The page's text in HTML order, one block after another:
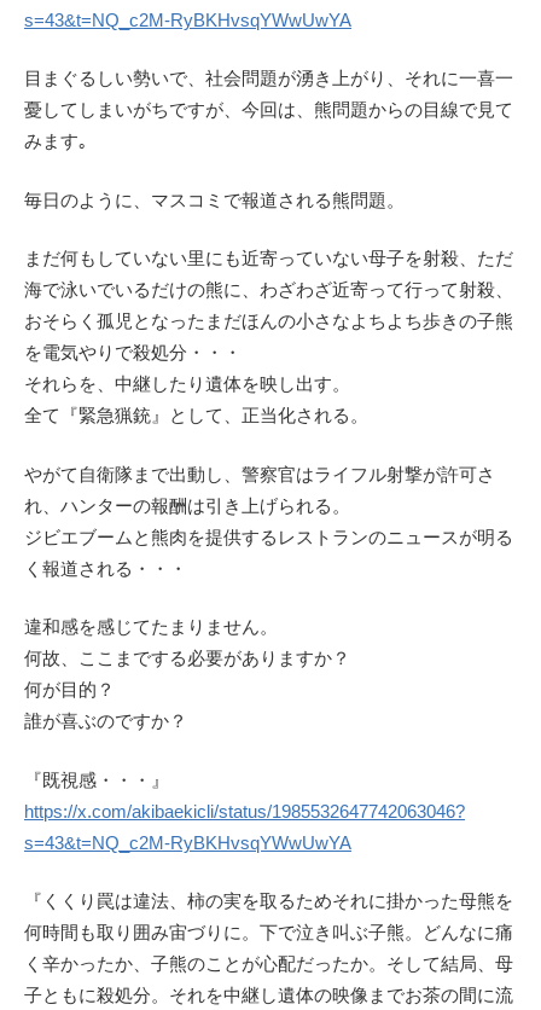
s=43&t=NQ_c2M-RyBKHvsqYWwUwYA
目まぐるしい勢いで、社会問題が湧き上がり、それに一喜一
憂してしまいがちですが、今回は、熊問題からの目線で見て
みます｡
毎日のように、マスコミで報道される熊問題。
まだ何もしていない里にも近寄っていない母子を射殺、ただ
海で泳いでいるだけの熊に、わざわざ近寄って行って射殺、
おそらく孤児となったまだほんの小さなよちよち歩きの子熊
を電気やりで殺処分・・・
それらを、中継したり遺体を映し出す。
全て『緊急猟銃』として、正当化される。
やがて自衛隊まで出動し、警察官はライフル射撃が許可さ
れ、ハンターの報酬は引き上げられる。
ジビエブームと熊肉を提供するレストランのニュースが明る
く報道される・・・
違和感を感じてたまりません。
何故、ここまでする必要がありますか？
何が目的？
誰が喜ぶのですか？
『既視感・・・』
https://x.com/akibaekicli/status/1985532647742063046?
s=43&t=NQ_c2M-RyBKHvsqYWwUwYA
『くくり罠は違法、柿の実を取るためそれに掛かった母熊を
何時間も取り囲み宙づりに。下で泣き叫ぶ子熊。どんなに痛
く辛かったか、子熊のことが心配だったか。そして結局、母
子ともに殺処分。それを中継し遺体の映像までお茶の間に流